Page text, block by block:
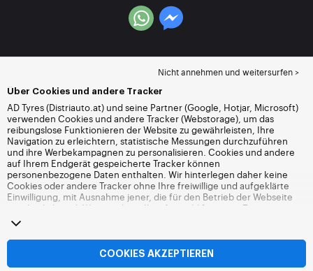
Nicht annehmen und weitersurfen >
Über Cookies und andere Tracker
AD Tyres (Distriauto.at) und seine Partner (Google, Hotjar, Microsoft)
verwenden Cookies und andere Tracker (Webstorage), um das
reibungslose Funktionieren der Website zu gewährleisten, Ihre
Navigation zu erleichtern, statistische Messungen durchzuführen
und ihre Werbekampagnen zu personalisieren. Cookies und andere
auf Ihrem Endgerät gespeicherte Tracker können
personenbezogene Daten enthalten. Wir hinterlegen daher keine
Cookies oder andere Tracker ohne Ihre freiwillige und aufgeklärte
Einwilligung, mit Ausnahme jener, die für den Betrieb der Webseite
unerlässlich sind. Wir speichern Ihre Auswahl für einen Zeitraum von
6 Monaten. Sie können Ihre Einwilligung jederzeit widerrufen, indem
Sie die Webseite
die Möglichkeit, Ihre Navigation fortzusetzen, ohne die Hinterlegung
von Cookies oder anderen Trackern zu akzeptieren. Die Ablehnung
hat keinen Einfluss auf Ihren Zugriff zu den angebotenen
COOKIES AKZEPTIEREN